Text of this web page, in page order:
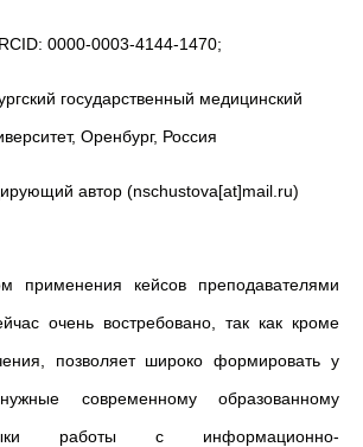
0000-0003-4144-1470;
государственный медицинский
Оренбург, Россия
автор (nschustova[at]mail.ru)
применения кейсов преподавателями
очень востребовано, так как кроме
позволяет широко формировать у
современному образованному
работы с информационно-